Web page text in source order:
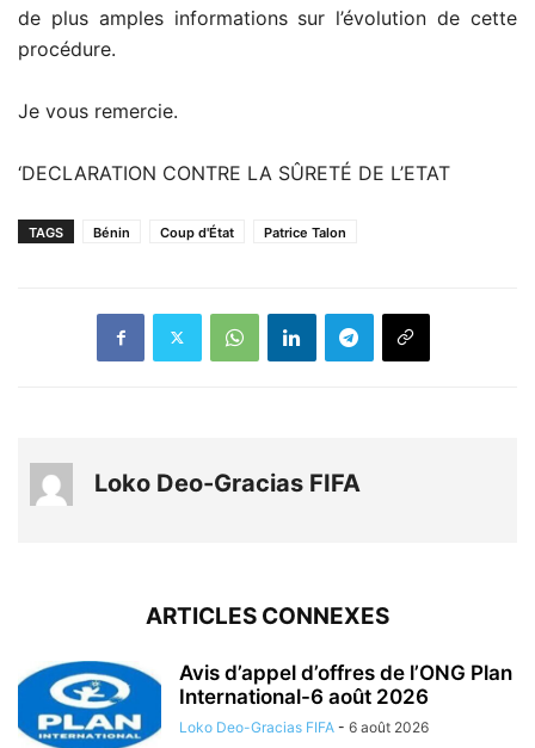
de plus amples informations sur l’évolution de cette
procédure.
Je vous remercie.
‘DECLARATION CONTRE LA SÛRETÉ DE L’ETAT
TAGS Bénin Coup d'État Patrice Talon
Loko Deo-Gracias FIFA
ARTICLES CONNEXES
Avis d’appel d’offres de l’ONG Plan
International-6 août 2026
Loko Deo-Gracias FIFA - 6 août 2026